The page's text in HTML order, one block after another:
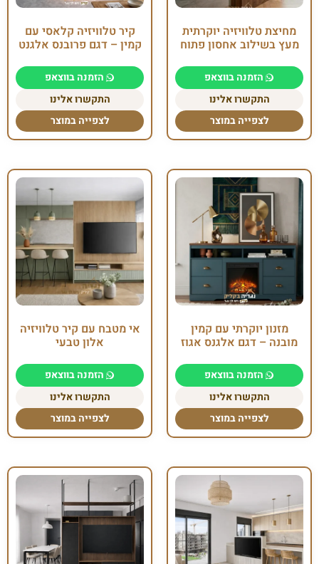
מחיצת טלוויזיה יוקרתית
מעץ בשילוב אחסון פתוח
הזמנה בווצאפ
התקשרו אלינו
לצפייה במוצר
קיר טלוויזיה קלאסי עם
קמין – דגם פרובנס אלגנט
הזמנה בווצאפ
התקשרו אלינו
לצפייה במוצר
מזנון יוקרתי עם קמין
מובנה – דגם אלגנס אגוז
הזמנה בווצאפ
התקשרו אלינו
לצפייה במוצר
אי מטבח עם קיר טלוויזיה
אלון טבעי
הזמנה בווצאפ
התקשרו אלינו
לצפייה במוצר